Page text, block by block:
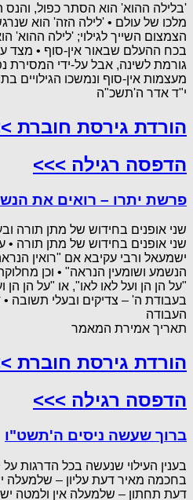
'בלילה ההוא' הוא הסתר כפול,
מלכו של עולם • 'לילה הזה' הוא
הצמצום השייך לגילוי; 'לילה ההוא'
בכח ההעלם שבאור אין-סוף • מצד
גורמת לשינה, אבל על-ידי המסירת
מעצמות אין-סוף ונמשכו הגילויים
י"ד אדר ה'תשכ"ה
הורדת גירסת חוברת
הדפסה רגילה >>>
פרשת יתרו – רואים את
שני אופנים בחידוש של מתן תורה
שני אופנים בחידוש של מתן תורה •
ישמעאל ורבי עקיבא אם "רואין
הנשמע ושומעין הנראה" • וכן
"על הן הן ועל לאו לאו", או "על הן הן
בעבודת ה' – צדיקים ובעלי תשובה
העבודה
תאריך אמירת המאמר
הורדת גירסת חוברת
הדפסה רגילה >>>
ברוך שעשה ניסים ה'תשט"ו
בענין העילוי שנעשה בכל הדרגות על
בחכמה מאיר דעת עליון – שלמעלה
דעת תחתון – שלמעלה אין ולמטה יש